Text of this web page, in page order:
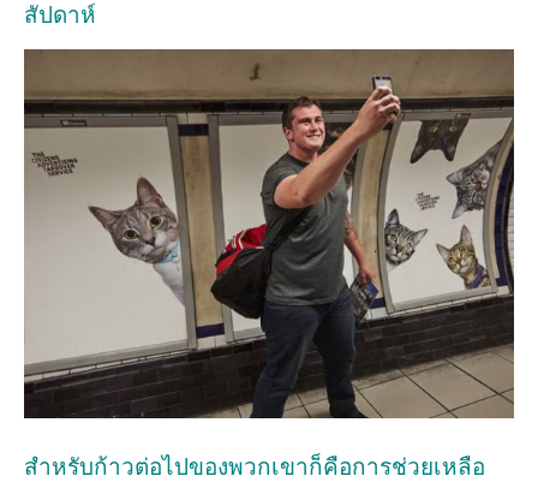
สัปดาห์
สำหรับก้าวต่อไปของพวกเขาก็คือการช่วยเหลือ